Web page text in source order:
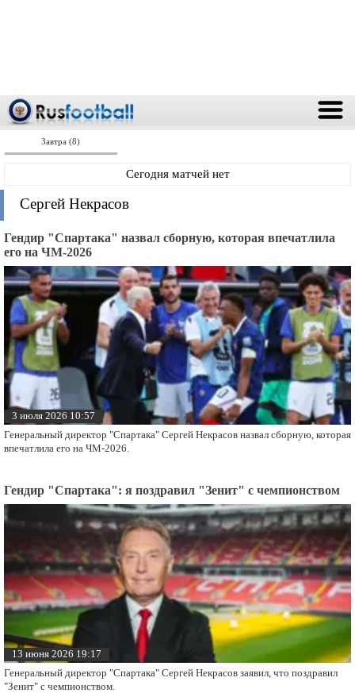
Завтра (8)
Сегодня матчей нет
Сергей Некрасов
Гендир "Спартака" назвал сборную, которая впечатлила
его на ЧМ-2026
3 июля 2026 10:57
Генеральный директор "Спартака" Сергей Некрасов назвал сборную, которая
впечатлила его на ЧМ-2026.
Гендир "Спартака": я поздравил "Зенит" с чемпионством
13 июня 2026 19:17
Генеральный директор "Спартака" Сергей Некрасов заявил, что поздравил
"Зенит" с чемпионством.